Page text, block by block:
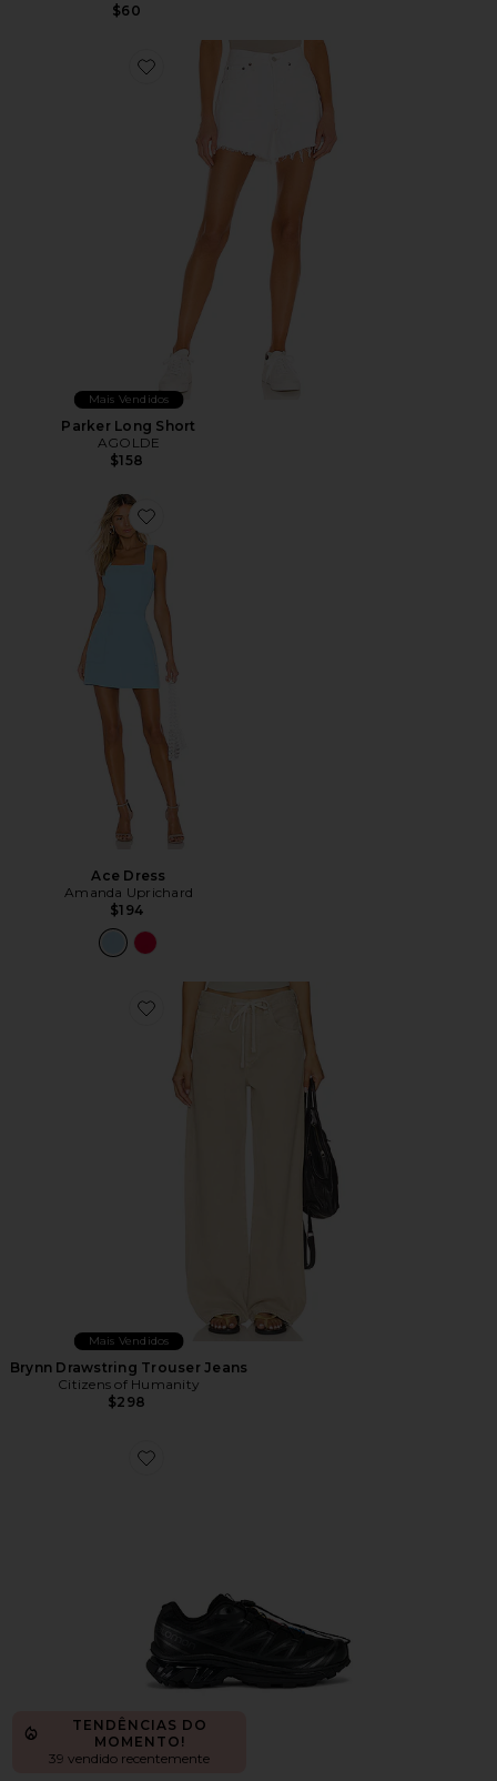
$60
Favorite Parker Long Short
Mais Vendidos
Parker Long Short
AGOLDE
$158
Favorite Ace Dress
Ace Dress
Amanda Uprichard
$194
Favorite Brynn Drawstring Trouser Jeans
Mais Vendidos
Brynn Drawstring Trouser Jeans
Citizens of Humanity
$298
Favorite TÊNIS ESTILO HIKE XT-6
TENDÊNCIAS DO
MOMENTO!
39 vendido recentemente